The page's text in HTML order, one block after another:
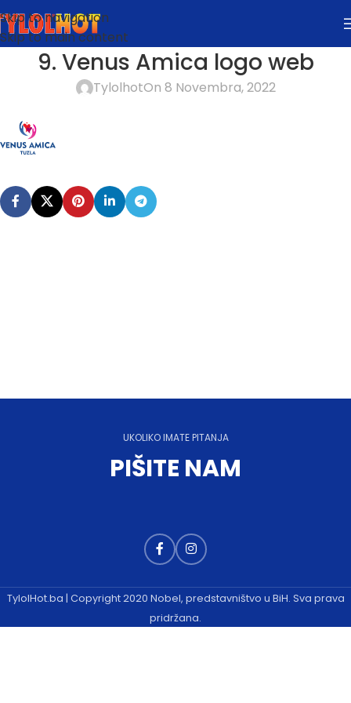
Skip to navigation
Skip to main content
9. Venus Amica logo web
TylolhotOn 8 Novembra, 2022
UKOLIKO IMATE PITANJA
PIŠITE NAM
TylolHot.ba | Copyright 2020 Nobel, predstavništvo u BiH. Sva prava
pridržana.